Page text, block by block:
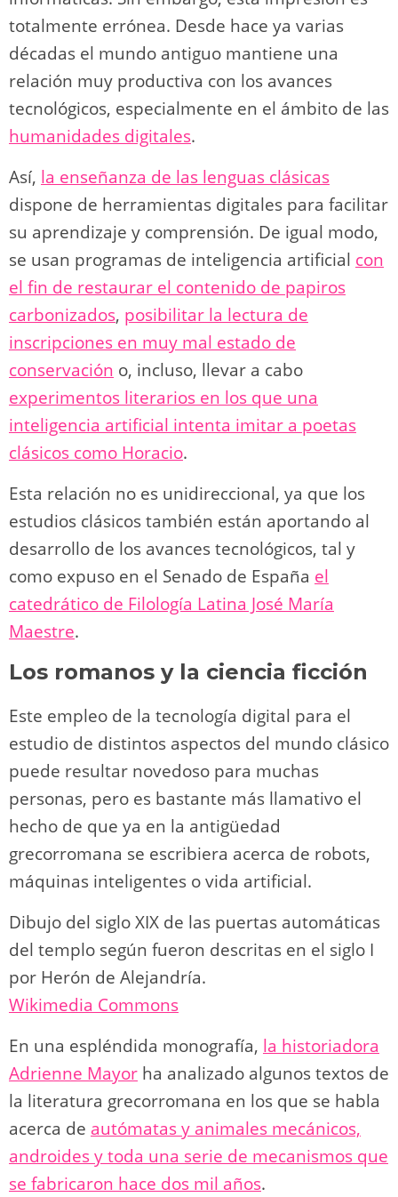
totalmente errónea. Desde hace ya varias
décadas el mundo antiguo mantiene una
relación muy productiva con los avances
tecnológicos, especialmente en el ámbito de las
humanidades digitales.
Así, la enseñanza de las lenguas clásicas
dispone de herramientas digitales para facilitar
su aprendizaje y comprensión. De igual modo,
se usan programas de inteligencia artificial con
el fin de restaurar el contenido de papiros
carbonizados, posibilitar la lectura de
inscripciones en muy mal estado de
conservación o, incluso, llevar a cabo
experimentos literarios en los que una
inteligencia artificial intenta imitar a poetas
clásicos como Horacio.
Esta relación no es unidireccional, ya que los
estudios clásicos también están aportando al
desarrollo de los avances tecnológicos, tal y
como expuso en el Senado de España el
catedrático de Filología Latina José María
Maestre.
Los romanos y la ciencia ficción
Este empleo de la tecnología digital para el
estudio de distintos aspectos del mundo clásico
puede resultar novedoso para muchas
personas, pero es bastante más llamativo el
hecho de que ya en la antigüedad
grecorromana se escribiera acerca de robots,
máquinas inteligentes o vida artificial.
Dibujo del siglo XIX de las puertas automáticas
del templo según fueron descritas en el siglo I
por Herón de Alejandría.
Wikimedia Commons
En una espléndida monografía, la historiadora
Adrienne Mayor ha analizado algunos textos de
la literatura grecorromana en los que se habla
acerca de autómatas y animales mecánicos,
androides y toda una serie de mecanismos que
se fabricaron hace dos mil años.